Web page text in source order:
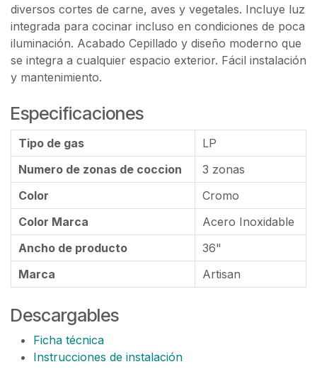
diversos cortes de carne, aves y vegetales. Incluye luz
integrada para cocinar incluso en condiciones de poca
iluminación. Acabado Cepillado y diseño moderno que
se integra a cualquier espacio exterior. Fácil instalación
y mantenimiento.
Especificaciones
Tipo de gas
LP
Numero de zonas de coccion
3 zonas
Color
Cromo
Color Marca
Acero Inoxidable
Ancho de producto
36"
Marca
Artisan
Descargables
Ficha técnica
Instrucciones de instalación